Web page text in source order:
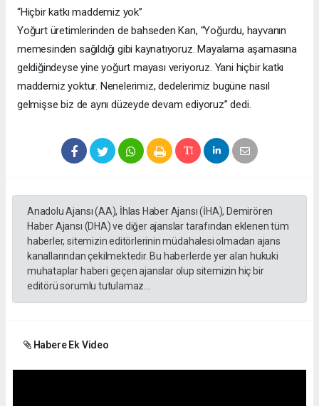
“Hiçbir katkı maddemiz yok”
Yoğurt üretimlerinden de bahseden Kan, “Yoğurdu, hayvanın
memesinden sağıldığı gibi kaynatıyoruz. Mayalama aşamasına
geldiğindeyse yine yoğurt mayası veriyoruz. Yani hiçbir katkı
maddemiz yoktur. Nenelerimiz, dedelerimiz bugüne nasıl
gelmişse biz de aynı düzeyde devam ediyoruz” dedi.
Anadolu Ajansı (AA), İhlas Haber Ajansı (İHA), Demirören
Haber Ajansı (DHA) ve diğer ajanslar tarafından eklenen tüm
haberler, sitemizin editörlerinin müdahalesi olmadan ajans
kanallarından çekilmektedir. Bu haberlerde yer alan hukuki
muhataplar haberi geçen ajanslar olup sitemizin hiç bir
editörü sorumlu tutulamaz...
Habere Ek Video